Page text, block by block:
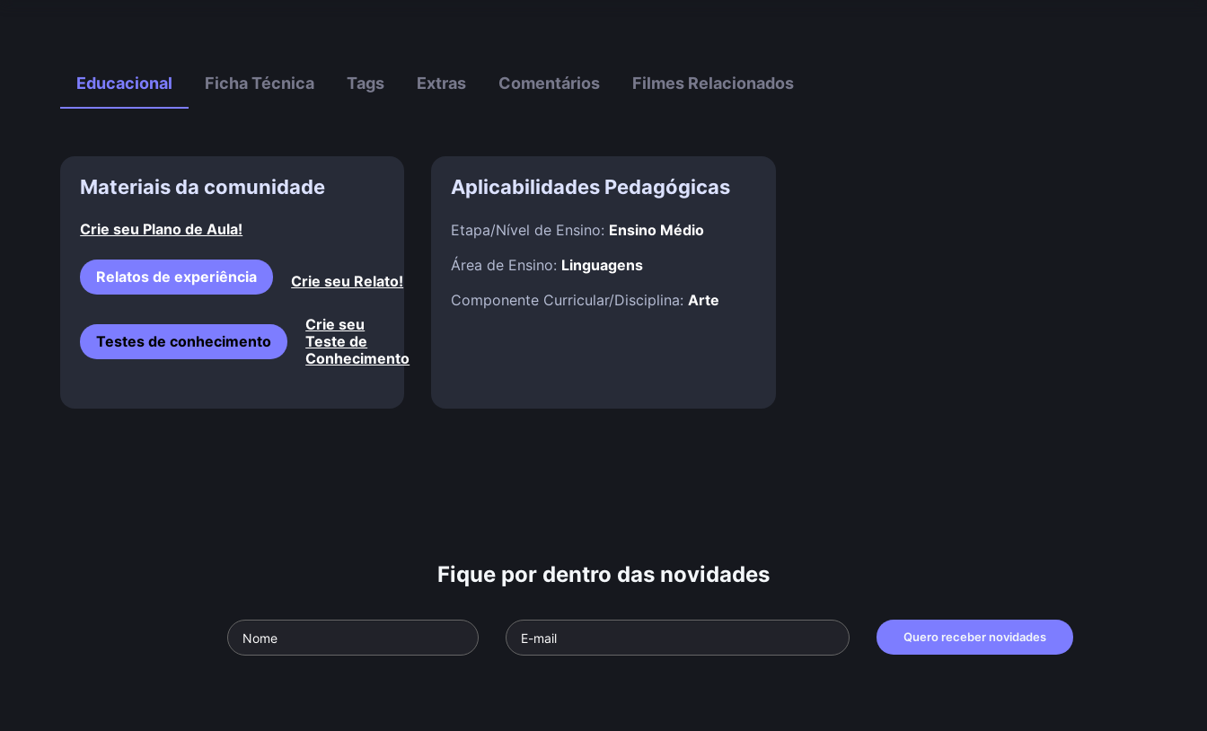
Educacional Ficha Técnica Tags Extras Comentários Filmes Relacionados
Materiais da comunidade
Crie seu Plano de Aula!
Relatos de experiência Crie seu Relato!
Testes de conhecimento
Crie seu
Teste de
Conhecimento
Aplicabilidades Pedagógicas
Etapa/Nível de Ensino: Ensino Médio
Área de Ensino: Linguagens
Componente Curricular/Disciplina: Arte
Fique por dentro das novidades
Quero receber novidades